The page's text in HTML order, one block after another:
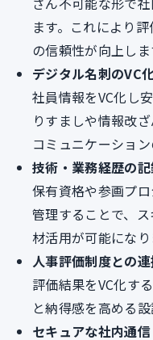
ます。これにより
の信頼性が向上しま
デジタル名刺のVC
社員情報をVC化し
りすましや情報改
コミュニケーション
技術・業務経歴の
保有資格や参画プ
管理することで、
材活用が可能になり
人事評価制度との
評価結果をVC化す
と納得感を高める設
セキュアな社内通信